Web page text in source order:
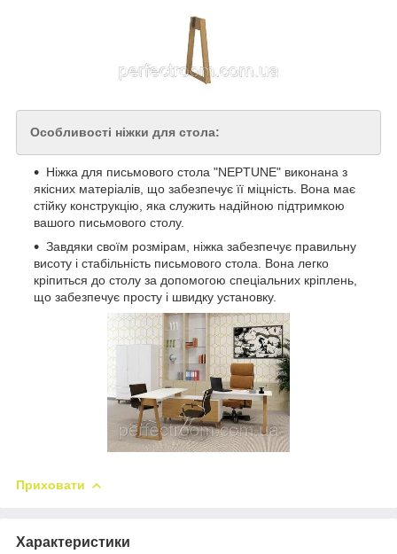
Особливості ніжки для стола:
Ніжка для письмового стола "NEPTUNE" виконана з
якісних матеріалів, що забезпечує її міцність. Вона має
стійку конструкцію, яка служить надійною підтримкою
вашого письмового столу.
Завдяки своїм розмірам, ніжка забезпечує правильну
висоту і стабільність письмового стола. Вона легко
кріпиться до столу за допомогою спеціальних кріплень,
що забезпечує просту і швидку установку.
Приховати
Характеристики